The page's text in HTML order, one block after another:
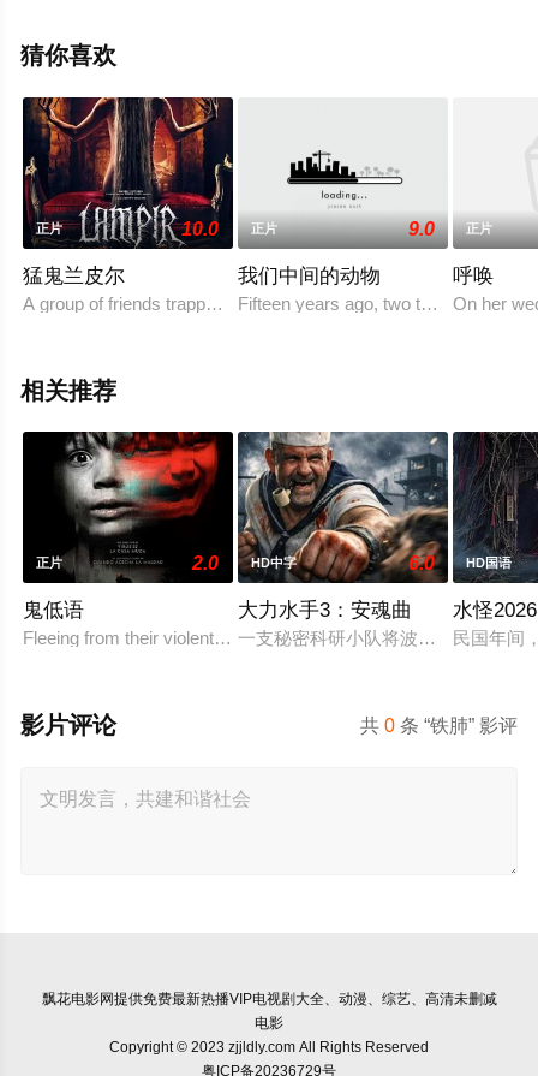
院，更多相关信息可移步至豆瓣电影、电视猫或剧情网等
猜你喜欢
正片 10.0
猛鬼兰皮尔
A group of friends trapped in a vintage villa only to find
正片 9.0
我们中间的动物
Fifteen years ago, two teenage girls
正片
呼唤
On her
相关推荐
正片 2.0
鬼低语
Fleeing from their violent father, siblings Lucía and Adr
HD中字 6.0
大力水手3：安魂曲
一支秘密科研小队将波派囚禁在地下
HD国语
水怪2026
民国年间
共0 条 “铁肺” 影评
影片评论
飘花电影网提供免费最新热播VIP电视剧大全、动漫、综艺、高清未删减
电影
Copyright © 2023 zjjldly.com All Rights Reserved
粤ICP备20236729号